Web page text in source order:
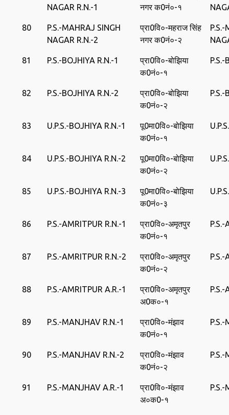
NAGAR R.N.-1
नगर क0नं०-१
80
P.S.-MAHRAJ SINGH
NAGAR R.N.-2
प्रा0वि०-महराज सिंह
नगर क0नं०-२
81 P.S.-BOJHIYA R.N.-1
प्रा0वि०-बोझिया
क0नं०-१
P.S.-
82 P.S.-BOJHIYA R.N.-2
प्रा0वि०-बोझिया
क0नं०-२
P.S.-
83 U.P.S.-BOJHIYA R.N.-1
पू0मा0वि०-बोझिया
क0नं०-१
84 U.P.S.-BOJHIYA R.N.-2
पू0मा0वि०-बोझिया
क0नं०-२
85 U.P.S.-BOJHIYA R.N.-3
पू0मा0वि०-बोझिया
क0नं०-३
86 P.S.-AMRITPUR R.N.-1
प्रा0वि०-अमृतपुर
क0नं०-१
P.S.-
87 P.S.-AMRITPUR R.N.-2
प्रा0वि०-अमृतपुर
क0नं०-२
P.S.-
88 P.S.-AMRITPUR A.R.-1
प्रा0वि०-अमृतपुर
अ0क०-१
P.S.-
89 P.S.-MANJHAV R.N.-1
प्रा0वि०-मंझाव
क0नं०-१
90 P.S.-MANJHAV R.N.-2
प्रा0वि०-मंझाव
क0नं०-२
91 P.S.-MANJHAV A.R.-1
प्रा0वि०-मंझाव
अ०क0-१